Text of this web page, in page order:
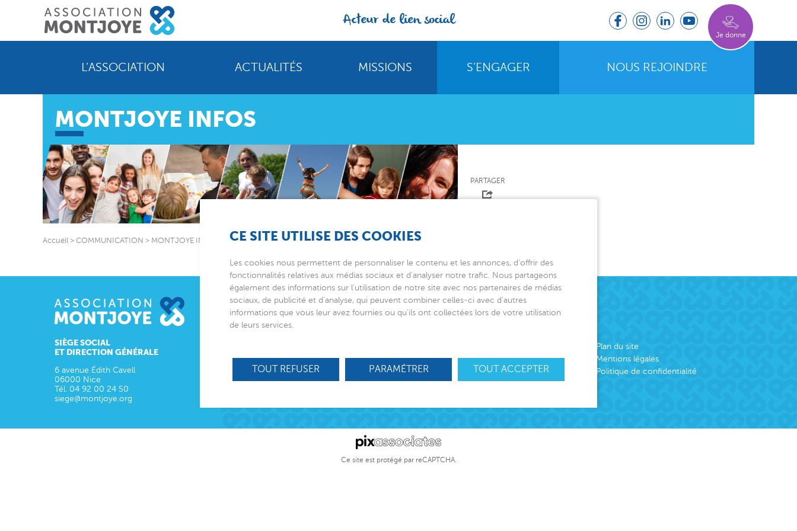
Acteur de lien social
Je donne
L’ASSOCIATION ACTUALITÉS MISSIONS S’ENGAGER NOUS REJOINDRE
MONTJOYE INFOS
PARTAGER
Accueil > COMMUNICATION > MONTJOYE INFOS
SIÈGE SOCIAL
ET DIRECTION GÉNÉRALE
6 avenue Édith Cavell
06000 Nice
Tél. 04 92 00 24 50
siege@montjoye.org
Acteur de lien social
Protection Enfance et Familles
Suivez-nous
S’engager
Nos offres d’emploi
Plan du site
Mentions légales
Politique de confidentialité
Ce site est protégé par reCAPTCHA.
CE SITE UTILISE DES COOKIES
Les cookies nous permettent de personnaliser le contenu et les annonces, d’offrir des
fonctionnalités relatives aux médias sociaux et d’analyser notre trafic. Nous partageons
également des informations sur l’utilisation de notre site avec nos partenaires de médias
sociaux, de publicité et d’analyse, qui peuvent combiner celles-ci avec d’autres
informations que vous leur avez fournies ou qu’ils ont collectées lors de votre utilisation
de leurs services.
TOUT ACCEPTER
TOUT REFUSER PARAMÉTRER